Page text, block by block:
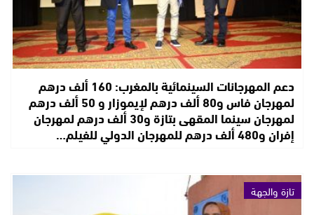
دعم المهرجانات السينمائية بالمغرب: 160 ألف درهم
لمهرجان فاس و80 ألف درهم لإيموزار و 50 ألف درهم
لمهرجان سينما المقهى بتازة و30 ألف درهم لمهرجان
إفران و480 ألف درهم للمهرجان الدولي للفيلم…
تازة والجهة